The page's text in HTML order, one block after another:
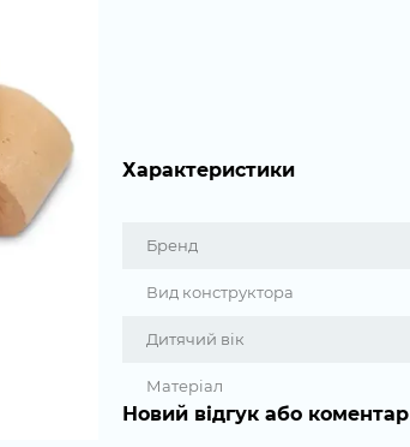
Характеристики
Бренд
Вид конструктора
Дитячий вік
Матеріал
Новий відгук або коментар